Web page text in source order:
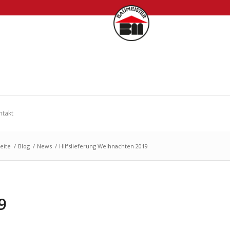
/ Blog / News / Hilfslieferung Weihnachten 2019